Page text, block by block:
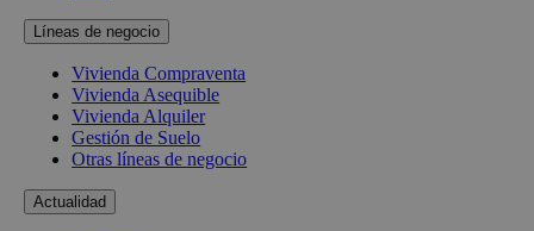
Líneas de negocio
Vivienda Compraventa
Vivienda Asequible
Vivienda Alquiler
Gestión de Suelo
Otras líneas de negocio
Actualidad